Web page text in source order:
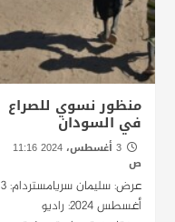
منظور نسوي للصراع
في السودان
3 أغسطس، 2024 11:16
ص
عرض: سليمان سريامستردام: 3
أغسطس 2024: راديو